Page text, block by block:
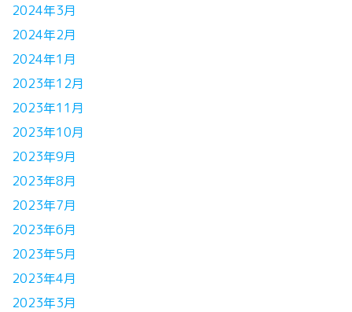
2024年3月
2024年2月
2024年1月
2023年12月
2023年11月
2023年10月
2023年9月
2023年8月
2023年7月
2023年6月
2023年5月
2023年4月
2023年3月